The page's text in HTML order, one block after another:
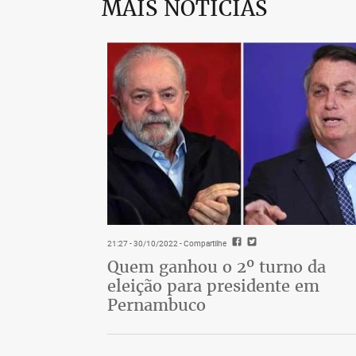
MAIS NOTÍCIAS
21:27 - 30/10/2022- Compartilhe
Quem ganhou o 2º turno da
eleição para presidente em
Pernambuco